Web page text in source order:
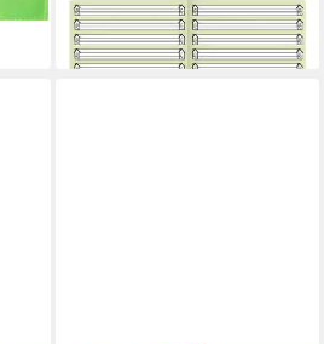
ab 1,99 €
lieferbar - in 3-4 Werktagen bei dir